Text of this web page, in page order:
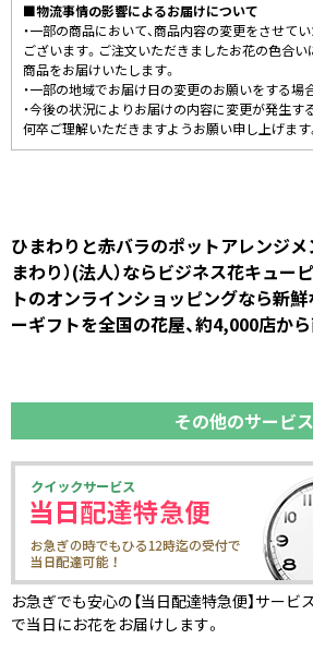
■物流事情の影響によるお届けについて
・一部の商品において、商品内容の変更をさせて
ございます。ご注文いただきましたお花の色合
商品をお届けいたします。
・一部の地域でお届け日の変更のお願いをする場
・今後の状況によりお届けの内容に変更が発生す
何卒ご理解いただきますようお願い申し上げます
ひまわりと赤バラのポットアレンジメ
まわり）(法人）ならビジネス花キュー
トのオンラインショッピングなら新鮮
ーギフトを全国の花屋、約4,000店か
その他のサービス
お急ぎでも安心の【当日配達特急便】サービ
で当日にお花をお届けします。